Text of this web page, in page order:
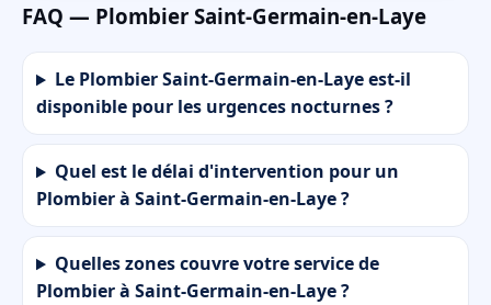
FAQ — Plombier Saint-Germain-en-Laye
Le Plombier Saint-Germain-en-Laye est-il
disponible pour les urgences nocturnes ?
Quel est le délai d'intervention pour un
Plombier à Saint-Germain-en-Laye ?
Quelles zones couvre votre service de
Plombier à Saint-Germain-en-Laye ?